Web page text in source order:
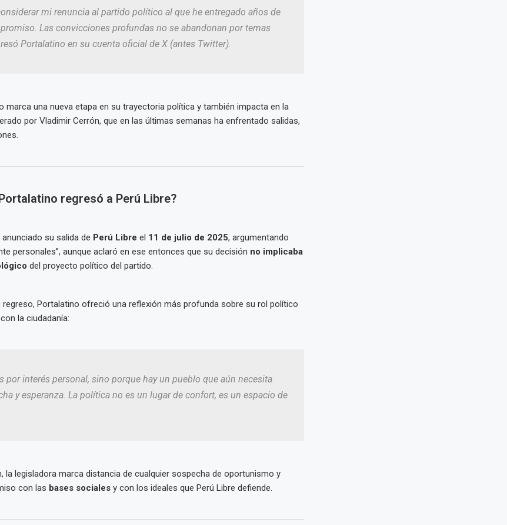
mi renuncia al partido político al que he entregado años de
Las convicciones profundas no se abandonan por temas
Portalatino en su cuenta oficial de X (antes Twitter).
marca una nueva etapa en su trayectoria política y también impacta en la
por Vladimir Cerrón, que en las últimas semanas ha enfrentado salidas,
regresó a Perú Libre?
su salida de Perú Libre el 11 de julio de 2025, argumentando
personales”, aunque aclaró en ese entonces que su decisión no implicaba
del proyecto político del partido.
regreso, Portalatino ofreció una reflexión más profunda sobre su rol político
la ciudadanía:
por interés personal, sino porque hay un pueblo que aún necesita
y esperanza. La política no es un lugar de confort, es un espacio de
la legisladora marca distancia de cualquier sospecha de oportunismo y
con las bases socialesy con los ideales que Perú Libre defiende.